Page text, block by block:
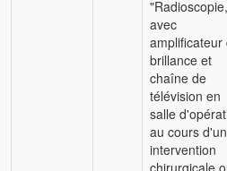
"Radioscopie,
avec
amplificateur
brillance et
chaîne de
télévision en
salle
au cours
intervention